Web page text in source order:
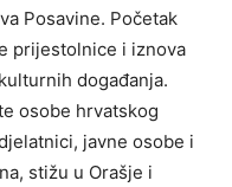
Posavine. Početak
prijestolnice i iznova
događanja.
osobe hrvatskog
javne osobe i
stižu u Orašje i